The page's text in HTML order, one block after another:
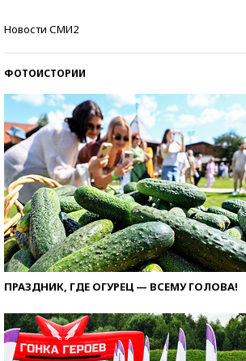
Новости СМИ2
ФОТОИСТОРИИ
ПРАЗДНИК, ГДЕ ОГУРЕЦ — ВСЕМУ ГОЛОВА!